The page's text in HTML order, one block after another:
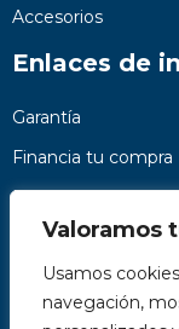
Valoramos
Usamos
navegación,
Accesorios
Enlaces de
Garantía
Financia tu compra
Preguntas
Nosotros
Contacto
Páginas legales